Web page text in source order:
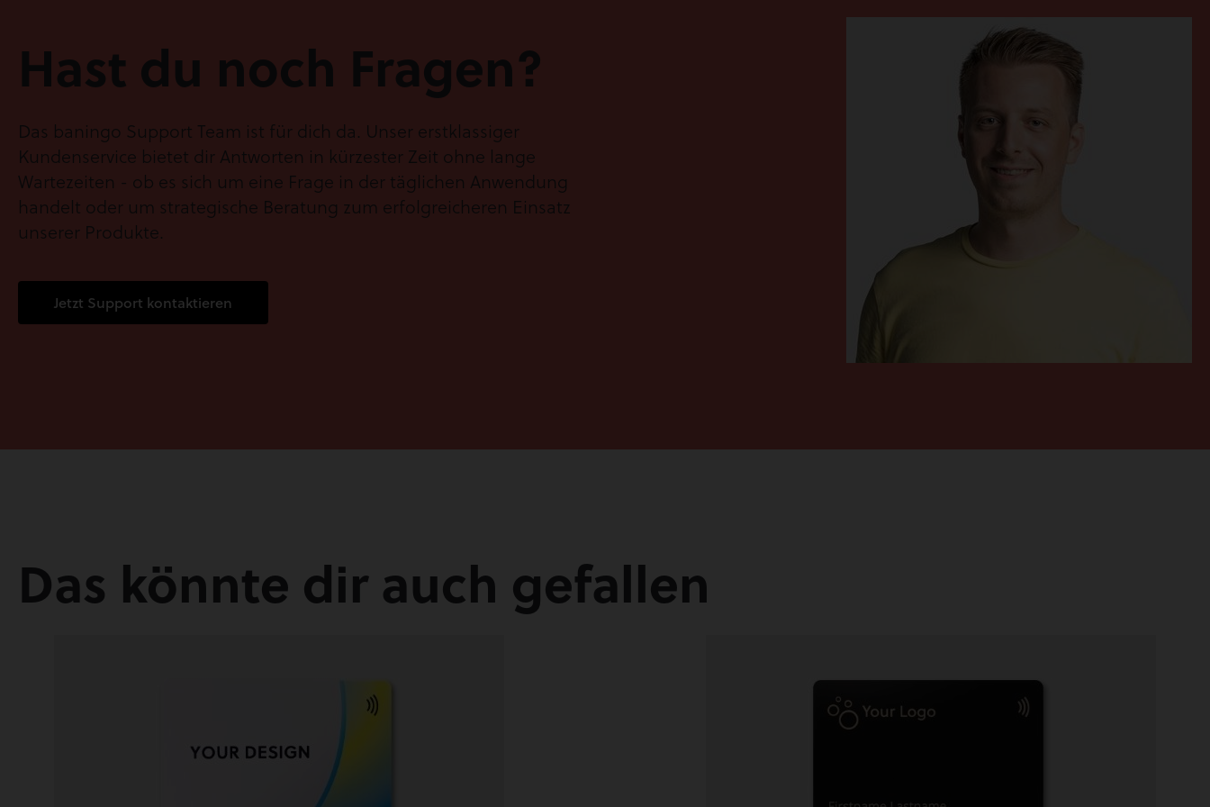
Hast du noch Fragen?
Das baningo Support Team ist für dich da. Unser erstklassiger
Kundenservice bietet dir Antworten in kürzester Zeit ohne lange
Wartezeiten - ob es sich um eine Frage in der täglichen Anwendung
handelt oder um strategische Beratung zum erfolgreicheren Einsatz
unserer Produkte.
Jetzt Support kontaktieren
Das könnte dir auch gefallen